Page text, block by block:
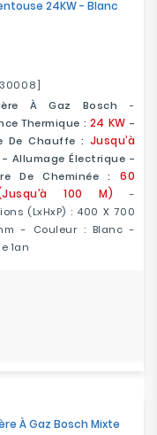
24KW - Blanc
À Gaz Bosch -
Thermique : 24 KW -
De Chauffe : Jusqu’à
- Allumage Électrique -
De Cheminée :
60
100 M) -
(LxHxP) : 400 X 700
- Couleur : Blanc -
1an
À Gaz Bosch Mixte